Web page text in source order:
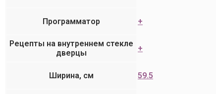
Программатор +
Рецепты на внутреннем стекле
дверцы
+
Ширина, см 59.5